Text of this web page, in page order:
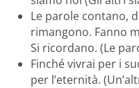
Le parole contano,
rimangono. Fanno
Si ricordano. (Le
Finché vivrai per i
per l’eternità.